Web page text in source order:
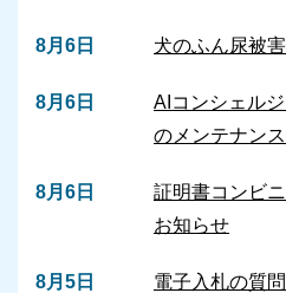
8月6日 犬のふん尿被
8月6日
AIコンシェル
のメンテナン
8月6日
証明書コンビ
お知らせ
8月5日 電子入札の質